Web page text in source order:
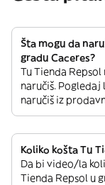
Šta mogu da
gradu Caceres?
Tu Tienda
naručiš.
naručiš iz
Koliko košta Tu
Da bi video/la
Tienda Repsol u